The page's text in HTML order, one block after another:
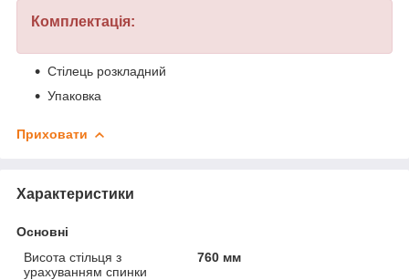
Комплектація:
Стілець розкладний
Упаковка
Приховати
Характеристики
Основні
Висота стільця з
урахуванням спинки
760 мм